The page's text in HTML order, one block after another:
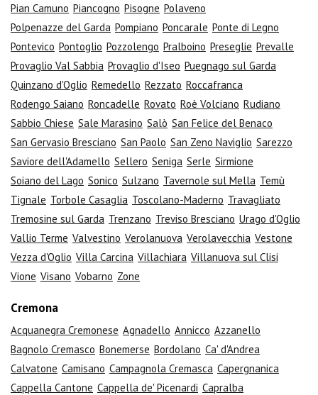
Pian Camuno Piancogno Pisogne Polaveno
Polpenazze del Garda Pompiano Poncarale Ponte di Legno
Pontevico Pontoglio Pozzolengo Pralboino Preseglie Prevalle
Provaglio Val Sabbia Provaglio d'Iseo Puegnago sul Garda
Quinzano d'Oglio Remedello Rezzato Roccafranca
Rodengo Saiano Roncadelle Rovato Roè Volciano Rudiano
Sabbio Chiese Sale Marasino Salò San Felice del Benaco
San Gervasio Bresciano San Paolo San Zeno Naviglio Sarezzo
Saviore dell'Adamello Sellero Seniga Serle Sirmione
Soiano del Lago Sonico Sulzano Tavernole sul Mella Temù
Tignale Torbole Casaglia Toscolano-Maderno Travagliato
Tremosine sul Garda Trenzano Treviso Bresciano Urago d'Oglio
Vallio Terme Valvestino Verolanuova Verolavecchia Vestone
Vezza d'Oglio Villa Carcina Villachiara Villanuova sul Clisi
Vione Visano Vobarno Zone
Cremona
Acquanegra Cremonese Agnadello Annicco Azzanello
Bagnolo Cremasco Bonemerse Bordolano Ca' d'Andrea
Calvatone Camisano Campagnola Cremasca Capergnanica
Cappella Cantone Cappella de' Picenardi Capralba